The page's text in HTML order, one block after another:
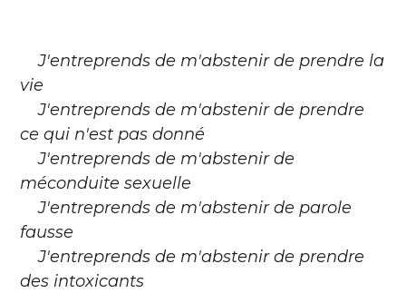
J'entreprends de m'abstenir de prendre la
vie
J'entreprends de m'abstenir de prendre
ce qui n'est pas donné
J'entreprends de m'abstenir de
méconduite sexuelle
J'entreprends de m'abstenir de parole
fausse
J'entreprends de m'abstenir de prendre
des intoxicants